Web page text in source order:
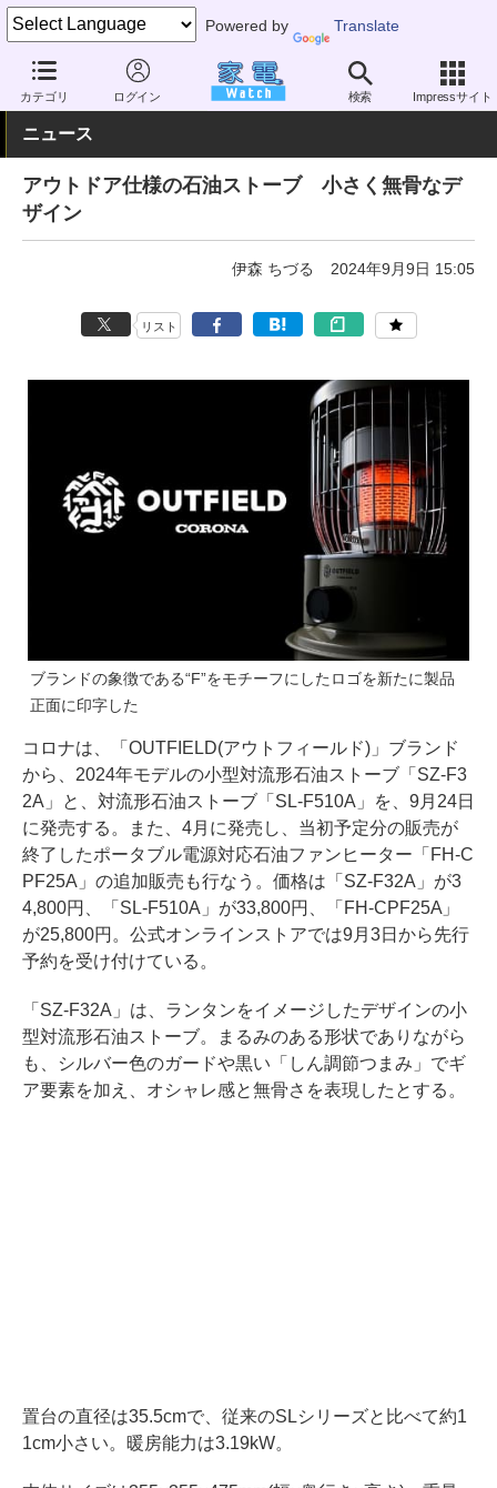
Powered by Translate
カテゴリ ログイン 検索 Impressサイト
家電 Watch 空調家電 暖房器具 その他
ニュース
アウトドア仕様の石油ストーブ 小さく無骨なデ
ザイン
伊森 ちづる 2024年9月9日 15:05
リスト
ブランドの象徴である“F”をモチーフにしたロゴを新たに製品
正面に印字した
コロナは、「OUTFIELD(アウトフィールド)」ブランド
から、2024年モデルの小型対流形石油ストーブ「SZ-F3
2A」と、対流形石油ストーブ「SL-F510A」を、9月24日
に発売する。また、4月に発売し、当初予定分の販売が
終了したポータブル電源対応石油ファンヒーター「FH-C
PF25A」の追加販売も行なう。価格は「SZ-F32A」が3
4,800円、「SL-F510A」が33,800円、「FH-CPF25A」
が25,800円。公式オンラインストアでは9月3日から先行
予約を受け付けている。
「SZ-F32A」は、ランタンをイメージしたデザインの小
型対流形石油ストーブ。まるみのある形状でありながら
も、シルバー色のガードや黒い「しん調節つまみ」でギ
ア要素を加え、オシャレ感と無骨さを表現したとする。
置台の直径は35.5cmで、従来のSLシリーズと比べて約1
1cm小さい。暖房能力は3.19kW。